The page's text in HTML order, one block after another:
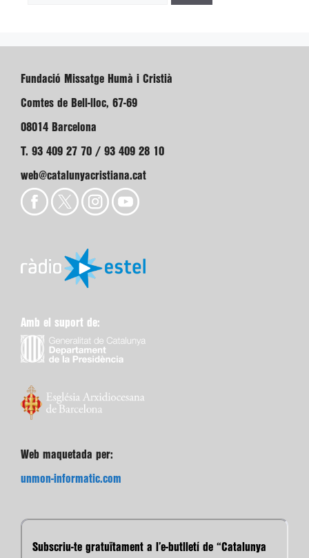
Fundació Missatge Humà i Cristià
Comtes de Bell-lloc, 67-69
08014 Barcelona
T. 93 409 27 70 / 93 409 28 10
web@catalunyacristiana.cat
Amb el suport de:
Web maquetada per:
unmon-informatic.com
Subscriu-te gratuïtament a l’e-butlletí de “Catalunya